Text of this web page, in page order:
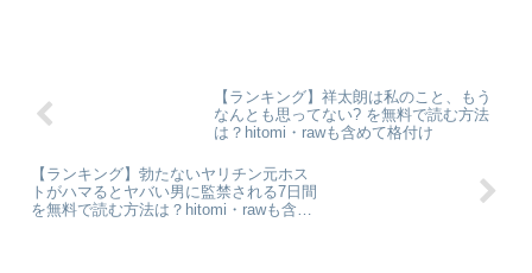
【ランキング】祥太朗は私のこと、もう
なんとも思ってない? を無料で読む方法
は？hitomi・rawも含めて格付け
【ランキング】勃たないヤリチン元ホス
トがハマるとヤバい男に監禁される7日間
を無料で読む方法は？hitomi・rawも含め